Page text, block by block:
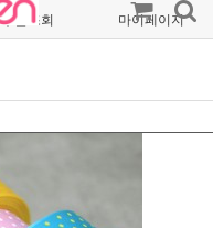
주문조회 마이페이지